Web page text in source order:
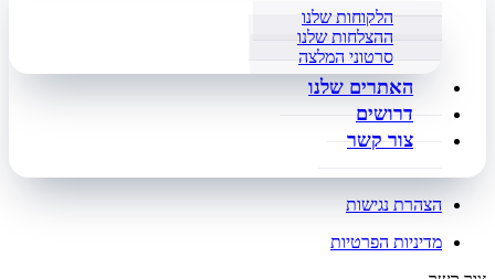
הלקוחות שלנו
ההצלחות שלנו
סרטוני המלצה
האתרים שלנו
דרושים
צור קשר
הצהרת נגישות
מדיניות הפרטיות